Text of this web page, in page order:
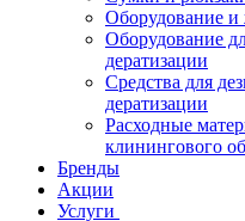
Оборудование и
Оборудование
дератизации
Средства для
дератизации
Расходные
клинингового
Бренды
Акции
Услуги